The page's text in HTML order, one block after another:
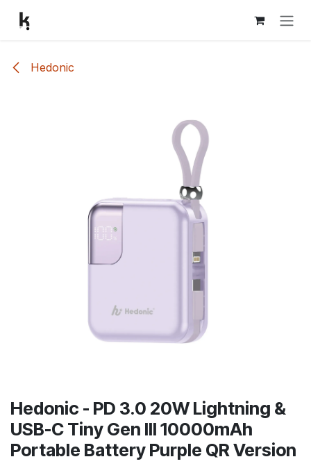
Hedonic
Hedonic - PD 3.0 20W Lightning &
USB-C Tiny Gen III 10000mAh
Portable Battery Purple QR Version